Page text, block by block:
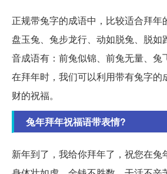
正规带兔字的成语中，比较适合拜年
盘玉兔、兔步龙行、动如脱兔、脱如
音成语有：前兔似锦、前兔无量、兔
在拜年时，我们可以利用带有兔字的
财的祝福。
兔年拜年祝福语带表情?
新年到了，我给你拜年了，祝您在兔